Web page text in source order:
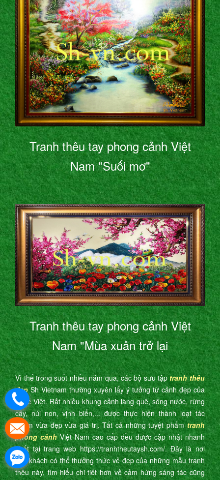
Tranh thêu tay phong cảnh Việt
Nam "Suối mơ"
Tranh thêu tay phong cảnh Việt
Nam "Mùa xuân trở lại
Vì thế trong suốt nhiều năm qua, các bộ sưu tậptranh thêu
đẹpSh Vietnam thường xuyên lấy ý tưởng từ cảnh đẹp của
nước Việt. Rất nhiều khung cảnh làng quê, sông nước, rừng
cây, núi non, vịnh biển,... được thực hiện thành loạt tác
phẩm vừa đẹp vừa giá trị. Tất cả những tuyệt phẩmtranh
phong cảnhViệt Nam cao cấp đều được cập nhật nhanh
nhất tại trang web https://tranhtheutaysh.com/. Đây là nơi
quý khách có thể thưởng thức vẻ đẹp của những mẫu tranh
thêu này, tìm hiểu chi tiết hơn về cảm hứng sáng tác cũng